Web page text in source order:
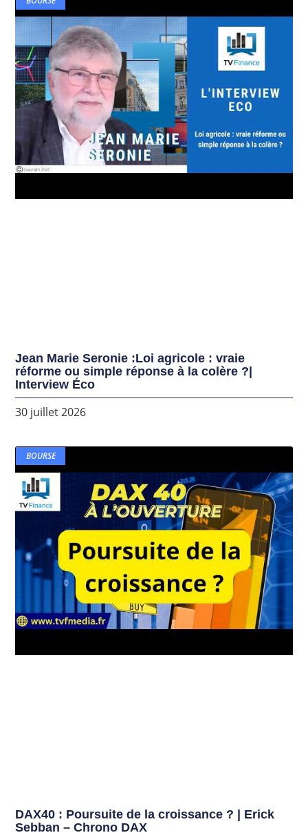
Jean Marie Seronie :Loi agricole : vraie
réforme ou simple réponse à la colère ?|
Interview Éco
30 juillet 2026
BOURSE
DAX40 : Poursuite de la croissance ? | Erick
Sebban – Chrono DAX